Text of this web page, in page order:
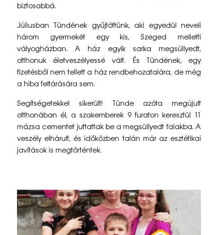
b
i
z
t
o
n
s
g
o
t
biztosabbá.
Júliusban Tündének gyűjtöttünk, aki egyedül neveli
három gyermekét egy kis, Szeged melletti
vályogházban. A ház egyik sarka megsüllyedt,
otthonuk életveszélyessé vált. És Tündének, egy
fizetésből nem tellett a ház rendbehozatalára, de még
a hiba feltárására sem.
Segítségetekkel sikerült! Tünde azóta megújult
otthonában él, a szakemberek 9 furaton keresztül 11
mázsa cementet juttattak be a megsüllyedt falakba. A
veszély elhárult, és időközben talán már az esztétikai
javítások is megtörténtek.